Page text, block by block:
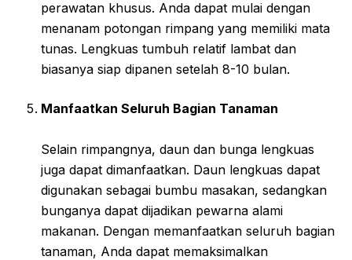
perawatan khusus. Anda dapat mulai dengan
menanam potongan rimpang yang memiliki mata
tunas. Lengkuas tumbuh relatif lambat dan
biasanya siap dipanen setelah 8-10 bulan.
Manfaatkan Seluruh Bagian Tanaman
Selain rimpangnya, daun dan bunga lengkuas
juga dapat dimanfaatkan. Daun lengkuas dapat
digunakan sebagai bumbu masakan, sedangkan
bunganya dapat dijadikan pewarna alami
makanan. Dengan memanfaatkan seluruh bagian
tanaman, Anda dapat memaksimalkan